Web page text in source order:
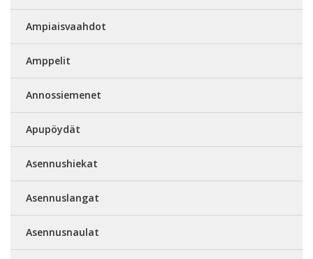
Ampiaisvaahdot
Amppelit
Annossiemenet
Apupöydät
Asennushiekat
Asennuslangat
Asennusnaulat